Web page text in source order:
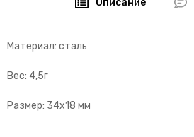
Описание
Материал: сталь
Вес: 4,5г
Размер: 34х18 мм